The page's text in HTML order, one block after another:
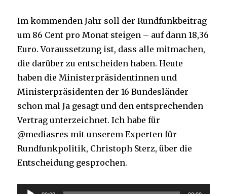
Im kommenden Jahr soll der Rundfunkbeitrag
um 86 Cent pro Monat steigen – auf dann 18,36
Euro. Voraussetzung ist, dass alle mitmachen,
die darüber zu entscheiden haben. Heute
haben die Ministerpräsidentinnen und
Ministerpräsidenten der 16 Bundesländer
schon mal Ja gesagt und den entsprechenden
Vertrag unterzeichnet. Ich habe für
@mediasres mit unserem Experten für
Rundfunkpolitik, Christoph Sterz, über die
Entscheidung gesprochen.
Audio-